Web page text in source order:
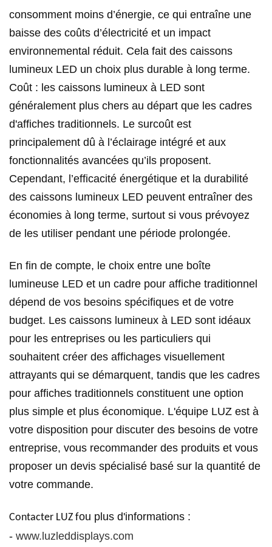
consomment moins d’énergie, ce qui entraîne une
baisse des coûts d’électricité et un impact
environnemental réduit. Cela fait des caissons
lumineux LED un choix plus durable à long terme.
Coût : les caissons lumineux à LED sont
généralement plus chers au départ que les cadres
d'affiches traditionnels. Le surcoût est
principalement dû à l’éclairage intégré et aux
fonctionnalités avancées qu’ils proposent.
Cependant, l’efficacité énergétique et la durabilité
des caissons lumineux LED peuvent entraîner des
économies à long terme, surtout si vous prévoyez
de les utiliser pendant une période prolongée.
En fin de compte, le choix entre une boîte
lumineuse LED et un cadre pour affiche traditionnel
dépend de vos besoins spécifiques et de votre
budget. Les caissons lumineux à LED sont idéaux
pour les entreprises ou les particuliers qui
souhaitent créer des affichages visuellement
attrayants qui se démarquent, tandis que les cadres
pour affiches traditionnels constituent une option
plus simple et plus économique. L'équipe LUZ est à
votre disposition pour discuter des besoins de votre
entreprise, vous recommander des produits et vous
proposer un devis spécialisé basé sur la quantité de
votre commande.
Contacter LUZ fou plus d'informations :
- www.luzleddisplays.com